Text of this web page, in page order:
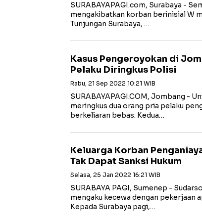
SURABAYAPAGI.com, Surabaya -
mengakibatkan korban berinisial W
Tunjungan Surabaya, …
Kasus Pengeroyokan di
Pelaku Diringkus Polisi
Rabu, 21 Sep 2022 10:21 WIB
SURABAYAPAGI.COM, Jombang -
meringkus dua orang pria pelaku
berkeliaran bebas. Kedua…
Keluarga Korban
Tak Dapat Sanksi Hukum
Selasa, 25 Jan 2022 16:21 WIB
SURABAYA PAGI, Sumenep -
mengaku kecewa dengan pekerjaan
Kepada Surabaya pagi,…